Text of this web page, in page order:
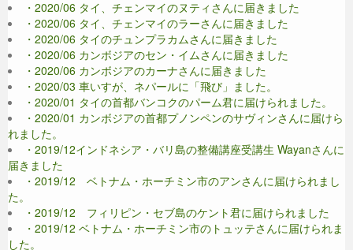
・2020/06 タイ、チェンマイのヌティさんに届きました
・2020/06 タイ、チェンマイのラーさんに届きました
・2020/06 タイのチュンプラカムさんに届きました
・2020/06 カンボジアのセン・イムさんに届きました
・2020/06 カンボジアのカーナさんに届きました
・2020/03 車いすが、ネパールに「飛び」ました。
・2020/01 タイの首都バンコクのパーム君に届けられました。
・2020/01 カンボジアの首都プノンペンのサヴィンさんに届けら
れました。
・2019/12インドネシア・バリ島の整備講座受講生 Wayanさんに
届きました
・2019/12 ベトナム・ホーチミン市のアンさんに届けられまし
た。
・2019/12 フィリピン・セブ島のケント君に届けられました
・2019/12 ベトナム・ホーチミン市のトュッテさんに届けられま
した。